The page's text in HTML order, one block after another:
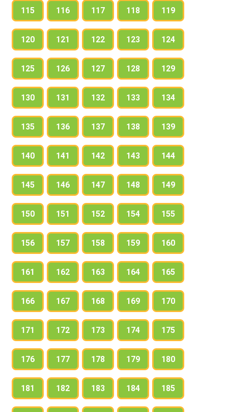
115 116 117 118 119
120 121 122 123 124
125 126 127 128 129
130 131 132 133 134
135 136 137 138 139
140 141 142 143 144
145 146 147 148 149
150 151 152 154 155
156 157 158 159 160
161 162 163 164 165
166 167 168 169 170
171 172 173 174 175
176 177 178 179 180
181 182 183 184 185